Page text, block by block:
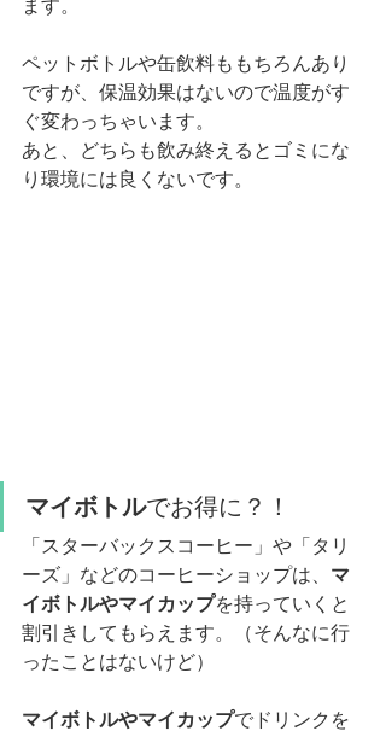
ます。
ペットボトルや缶飲料ももちろんあり
ですが、保温効果はないので温度がす
ぐ変わっちゃいます。
あと、どちらも飲み終えるとゴミにな
り環境には良くないです。
マイボトルでお得に？！
「スターバックスコーヒー」や「タリ
ーズ」などのコーヒーショップは、 マ
イボトルやマイカップを持っていくと
割引きしてもらえます。（そんなに行
ったことはないけど）
マイボトルやマイカップでドリンクを